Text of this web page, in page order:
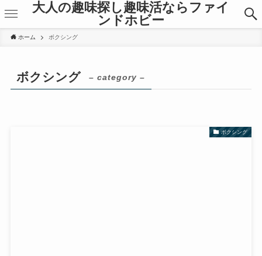
大人の趣味探し趣味活ならファイ
ンドホビー
ホーム ボクシング
ボクシング – category –
ボクシング